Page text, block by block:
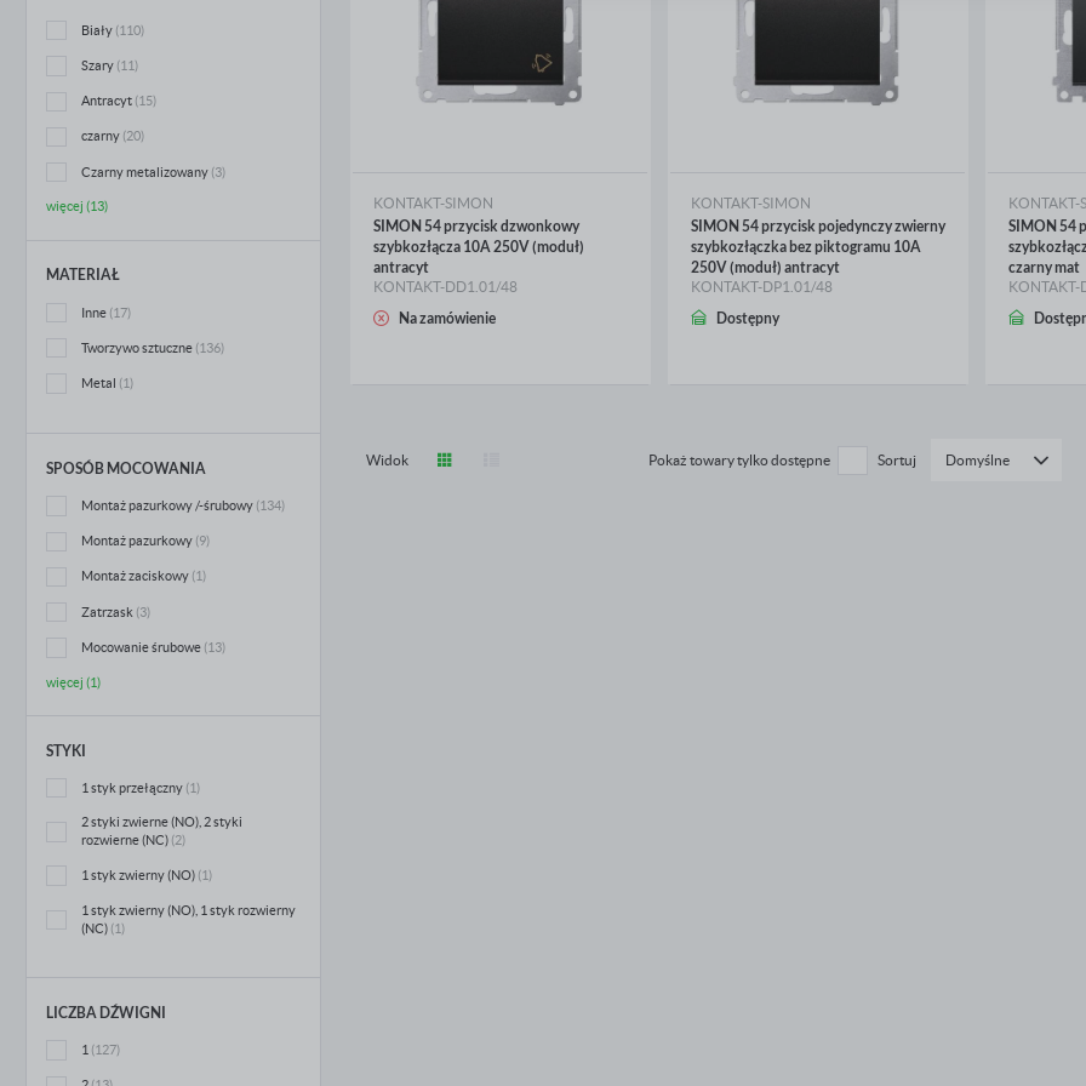
Biały (110)
Szary (11)
Antracyt (15)
czarny (20)
Czarny metalizowany (3)
więcej (13)
MATERIAŁ
Inne (17)
Tworzywo sztuczne (136)
Metal (1)
SPOSÓB MOCOWANIA
Montaż pazurkowy /-śrubowy (134)
Montaż pazurkowy (9)
Montaż zaciskowy (1)
Zatrzask (3)
Mocowanie śrubowe (13)
więcej (1)
STYKI
1 styk przełączny (1)
2 styki zwierne (NO), 2 styki
rozwierne (NC) (2)
1 styk zwierny (NO) (1)
1 styk zwierny (NO), 1 styk rozwierny
(NC) (1)
LICZBA DŹWIGNI
1 (127)
KONTAKT-SIMON
SIMON 54 przycisk dzwonkowy
szybkozłącza 10A 250V (moduł)
antracyt
KONTAKT-DD1.01/48
Na zamówienie
WIĘCEJ
KONTAKT-SIMON
SIMON 54 przycisk pojedynczy zwierny
szybkozłączka bez piktogramu 10A
250V (moduł) antracyt
KONTAKT-DP1.01/48
Dostępny
WIĘCEJ
KONTAKT-
SIMON 54
czarny mat
Widok Pokaż towary tylko dostępne Sortuj Domyślne
naszych partnerów.
Promocyjne pliki cookies służą do prezentowania Ci naszych komunikatów na podstawie analizy
Twoich upodobań oraz Twoich zwyczajów dotyczących przeglądanej witryny internetowej. Treści
promocyjne mogą pojawić się na stronach podmiotów trzecich lub firm będących naszymi partnerami
oraz innych dostawców usług. Firmy te działają w charakterze pośredników prezentujących nasze
w postaci wiadomości, ofert, komunikatów mediów społecznościowych.